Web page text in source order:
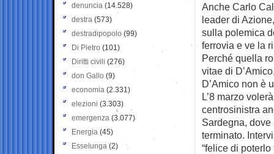
Anche Carlo
leader di
sulla polemica
ferrovia e ve la
Perché quella
vitae di
D’Amico non è
L’8 marzo
centrosinistra
Sardegna,
terminato.
“felice di
denuncia (14.528)
destra (573)
destradipopolo (99)
Di Pietro (101)
Diritti civili (276)
don Gallo (9)
economia (2.331)
elezioni (3.303)
emergenza (3.077)
Energia (45)
Esselunga (2)